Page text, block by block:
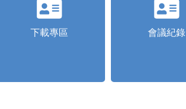
下載專區 會議紀錄